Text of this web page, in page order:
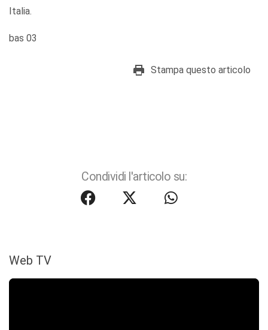
Italia.
bas 03
Stampa questo articolo
Condividi l'articolo su:
Web TV